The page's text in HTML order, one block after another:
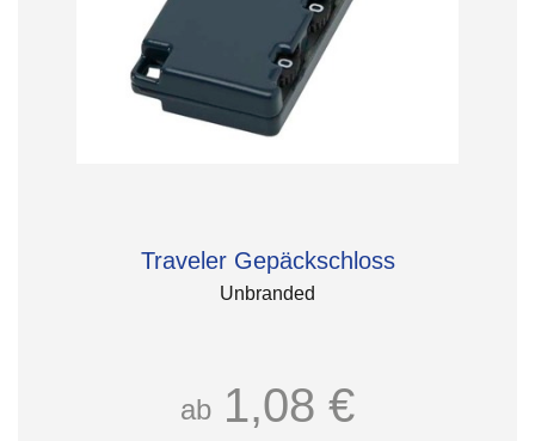
Traveler Gepäckschloss
Unbranded
ab 1,08 €